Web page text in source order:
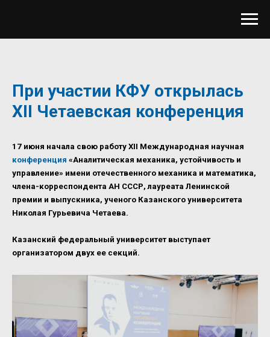
При участии КФУ открылась
XII Четаевская конференция
17 июня начала свою работу XII Международная научная
конференция «Аналитическая механика, устойчивость и
управление» имени отечественного механика и математика,
члена-корреспондента АН СССР, лауреата Ленинской
премии и выпускника, ученого Казанского университета
Николая Гурьевича Четаева.
Казанский федеральный университет выступает
организатором двух ее секций.